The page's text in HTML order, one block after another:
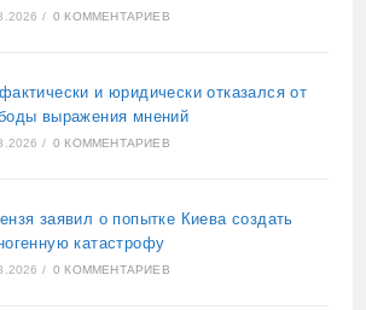
/ 0 КОММЕНТАРИЕВ
и юридически отказался от
выражения мнений
/ 0 КОММЕНТАРИЕВ
заявил о попытке Киева создать
катастрофу
/ 0 КОММЕНТАРИЕВ